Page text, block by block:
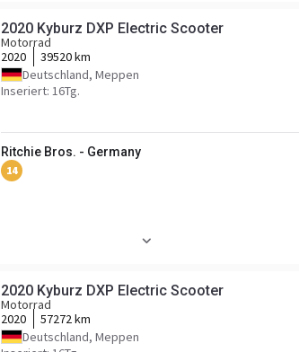
2020 Kyburz DXP Electric Scooter
Motorrad
2020
39520 km
Deutschland, Meppen
Inseriert: 16Tg.
Ritchie Bros. - Germany
14
2020 Kyburz DXP Electric Scooter
Motorrad
2020
57272 km
Deutschland, Meppen